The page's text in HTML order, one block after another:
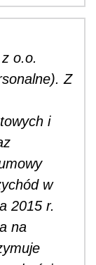
o.o.
Z
i
w
2015 r.
na